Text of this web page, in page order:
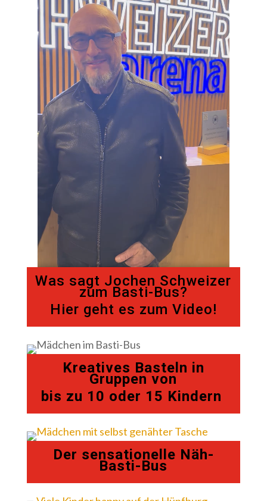
Was sagt Jochen Schweizer
zum Basti-Bus?
Hier geht es zum Video!
Kreatives Basteln in
Gruppen von
bis zu 10 oder 15 Kindern
Der sensationelle Näh-
Basti-Bus